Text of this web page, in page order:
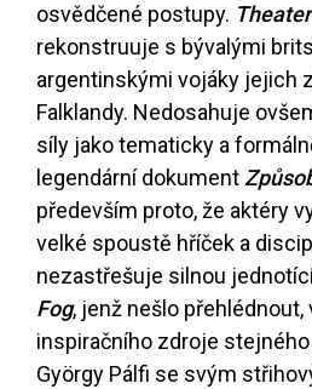
osvědčené postupy.
rekonstruuje s bývalými
argentinskými vojáky jejich
Falklandy. Nedosahuje
síly jako tematicky a
legendární dokument
především proto, že aktéry
velké spoustě hříček a
nezastřešuje silnou
Fog, jenž nešlo
inspiračního zdroje
György Pálfi se svým